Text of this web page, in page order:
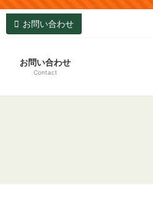
お問い合わせ
お問い合わせ
Contact